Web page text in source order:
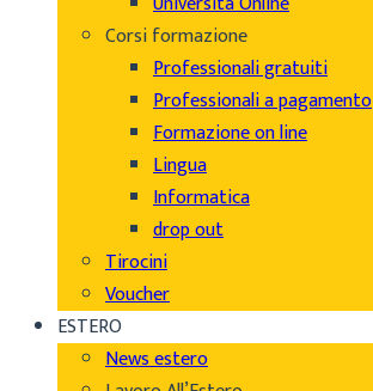
Corsi formazione
Professionali gratuiti
Professionali a pagamento
Formazione on line
Lingua
Informatica
drop out
Tirocini
Voucher
ESTERO
News estero